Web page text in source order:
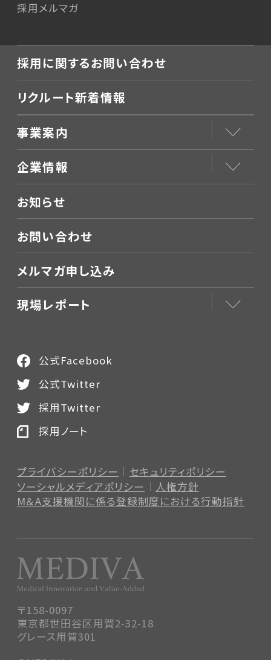
採用メルマガ
採用に関するお問い合わせ
リクルート新着情報
事業案内
企業情報
お知らせ
お問い合わせ
メルマガ申し込み
現場レポート
〒158-0097
東京都世田谷区用賀2-32-18
グレース用賀301
プライバシーポリシー
セキュリティポリシー
ソーシャルメディアポリシー
人権方針
M＆A支援機関に係る登録制度における行動指針
公式Facebook
公式Twitter
採用Twitter
採用ノート